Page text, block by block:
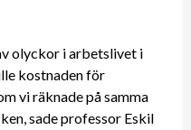
olyckor i arbetslivet i
kostnaden för
vi räknade på samma
sade professor Eskil